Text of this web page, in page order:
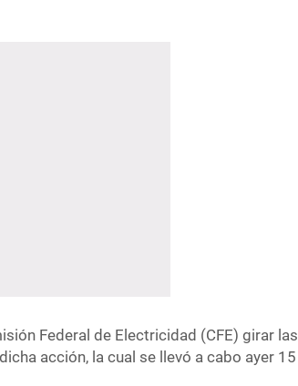
Federal de Electricidad (CFE) girar las
acción, la cual se llevó a cabo ayer 15